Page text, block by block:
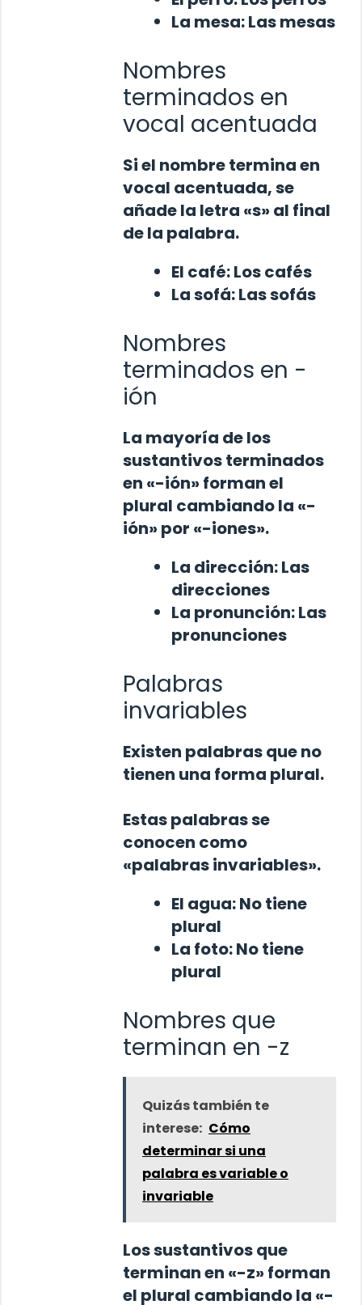
La mesa:Lasmesas
Nombres
terminados en
vocal acentuada
Si el nombre termina en
vocal acentuada, se
añade la letra «s» al final
de la palabra.
El café:Loscafés
Lasofá:Lassofás
Nombres
terminados en -
ión
La mayoría de los
sustantivos terminados
en «-ión» forman el
plural cambiando la «-
ión» por «-iones».
La dirección:Las
direcciones
La pronunción:Las
pronunciones
Palabras
invariables
Existen palabras que no
tienen una forma plural.
Estas palabras se
conocen como
«palabras invariables».
El agua:No tiene
plural
La foto:No tiene
plural
Nombres que
terminan en -z
Quizás también te
interese: Cómo
determinar si una
palabra es variable o
invariable
Los sustantivos que
terminan en «-z» forman
el plural cambiando la «-